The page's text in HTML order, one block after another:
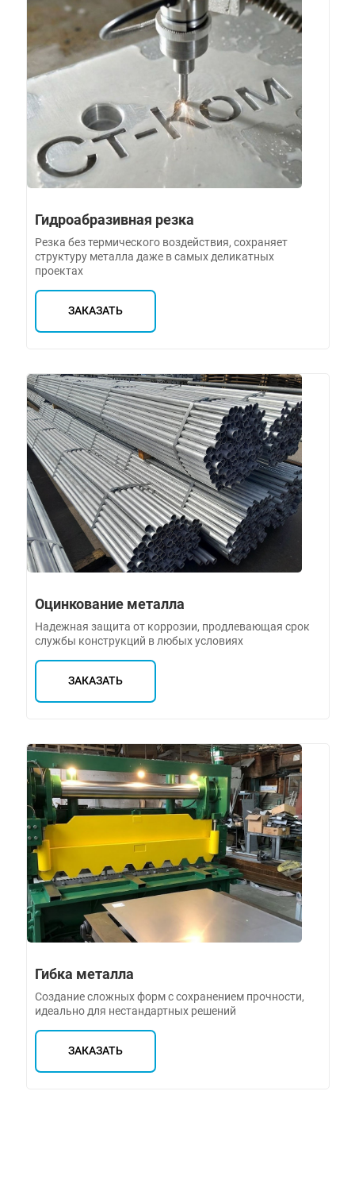
Гидроабразивная резка
Резка без термического воздействия, сохраняет
структуру металла даже в самых деликатных
проектах
ЗАКАЗАТЬ
Оцинкование металла
Надежная защита от коррозии, продлевающая срок
службы конструкций в любых условиях
ЗАКАЗАТЬ
Гибка металла
Создание сложных форм с сохранением прочности,
идеально для нестандартных решений
ЗАКАЗАТЬ